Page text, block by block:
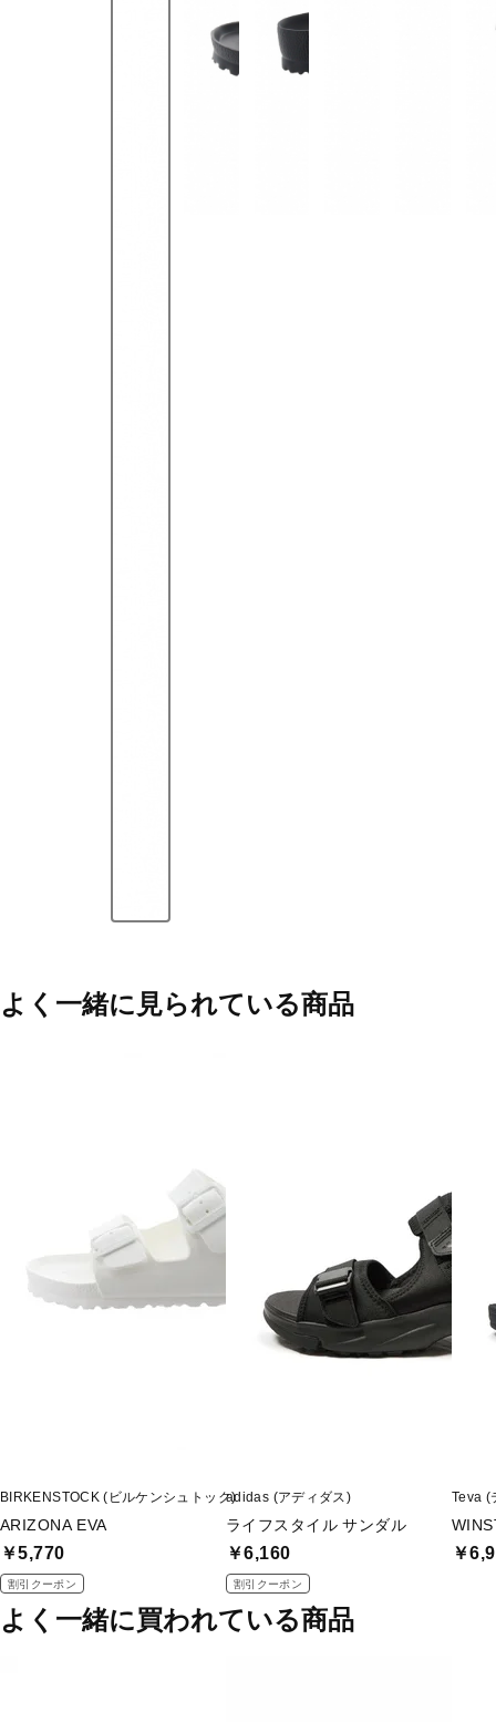
よく一緒に見られている商品
BIRKENSTOCK (ビルケンシュトック)
ARIZONA EVA
￥5,770
割引クーポン
adidas (アディダス)
ライフスタイル サンダル
￥6,160
割引クーポン
Teva (
￥
よく一緒に買われている商品